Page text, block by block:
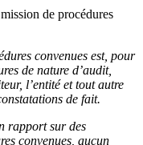
de procédures
convenues est, pour
de nature d’audit,
l’entité et tout autre
de fait.
rapport sur des
convenues, aucun